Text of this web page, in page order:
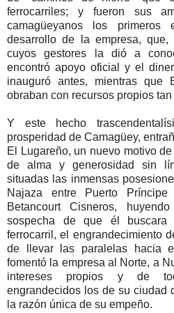
ferrocarriles; y fueron sus
camagüeyanos los
desarrollo de la empresa,
cuyos gestores la dió a
encontró apoyo oficial y el
inauguró antes, mientras
obraban con recursos propios
Y este hecho
prosperidad de Camagüey,
El Lugareño, un nuevo motivo
de alma y generosidad sin
situadas las inmensas
Najaza entre Puerto
Betancourt Cisneros,
sospecha de que él buscara
ferrocarril, el engrandecimiento
de llevar las paralelas hacia
fomentó la empresa al Norte, a
intereses propios y de
engrandecidos los de su ciudad
la razón única de su empeño.